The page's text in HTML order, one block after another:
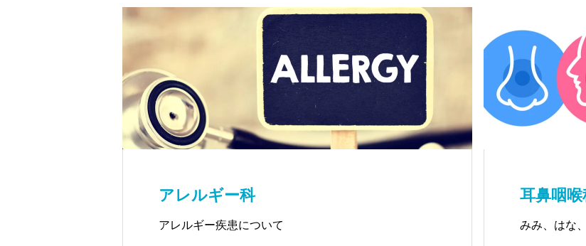
アレルギー科
アレルギー疾患について
耳鼻咽喉
みみ、はな